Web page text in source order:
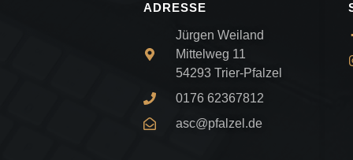
ADRESSE
Jürgen Weiland
Mittelweg 11
54293 Trier-Pfalzel
0176 62367812
asc@pfalzel.de